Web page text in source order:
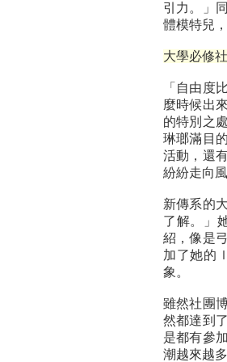
引力。」
體模特兒
大學必修
「 自由度
麼時候出
的特別之
琳瑯滿目
活動，還
紛紛走向
新傳系的
了解。」
紹，像是
加了她的
象。
雖然社團
然都達到
是都有參
潮越來越